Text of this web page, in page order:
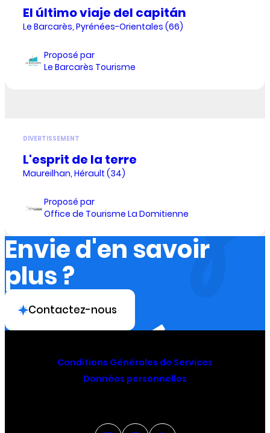
El último viaje del capitán
Le Barcarès, Pyrénées-Orientales (66)
Proposé par
Le Barcarès Tourisme
DIVERTISSEMENT
L'esprit de la terre
Maureilhan, Hérault (34)
Proposé par
Office de Tourisme La Domitienne
Envie d'en savoir
plus ?
Contactez-nous
Conditions Générales de Services
Données personnelles